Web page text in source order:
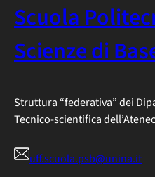
Scuola
Scienze di
Struttura “federativa” dei
Tecnico-scientifica
uff.scuola.psb@unina.it